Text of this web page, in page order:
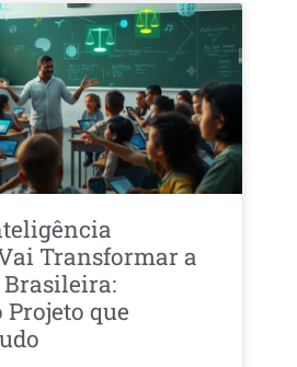
Transformar a
Brasileira:
que